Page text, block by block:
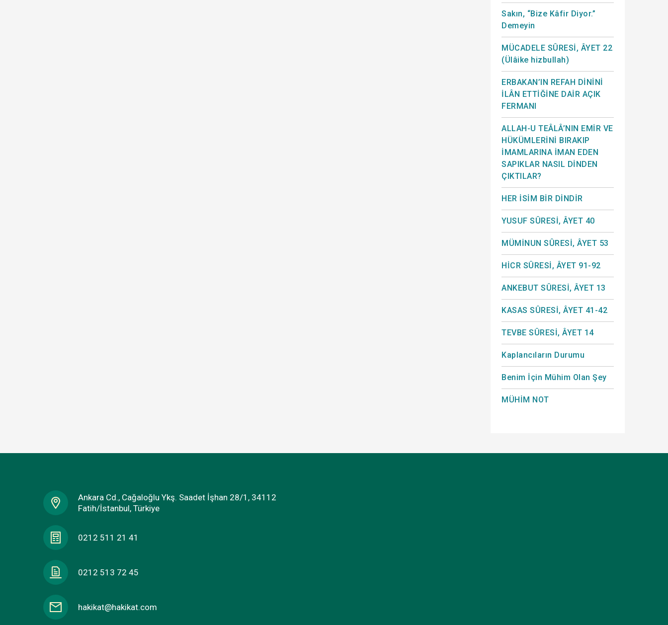
Sakın, “Bize Kâfir Diyor.”
Demeyin
MÜCADELE SÛRESİ, ÂYET 22
(Ülâike hizbullah)
ERBAKAN’IN REFAH DİNİNİ
İLÂN ETTİĞİNE DAİR AÇIK
FERMANI
ALLAH-U TEÂLÂ’NIN EMİR VE
HÜKÜMLERİNİ BIRAKIP
İMAMLARINA İMAN EDEN
SAPIKLAR NASIL DİNDEN
ÇIKTILAR?
HER İSİM BİR DİNDİR
YUSUF SÛRESİ, ÂYET 40
MÜMİNUN SÛRESİ, ÂYET 53
HİCR SÛRESİ, ÂYET 91-92
ANKEBUT SÛRESİ, ÂYET 13
KASAS SÛRESİ, ÂYET 41-42
TEVBE SÛRESİ, ÂYET 14
Kaplancıların Durumu
Benim İçin Mühim Olan Şey
MÜHİM NOT
Ankara Cd., Cağaloğlu Ykş. Saadet İşhan 28/1, 34112
Fatih/İstanbul, Türkiye
0212 511 21 41
0212 513 72 45
hakikat@hakikat.com